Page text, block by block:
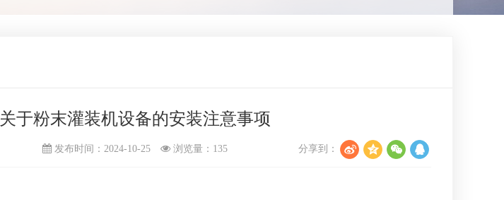
关于粉末灌装机设备的安装注意事项
发布时间：2024-10-25 浏览量： 135 分享到：